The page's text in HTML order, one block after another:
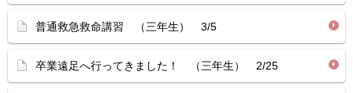
普通救急救命講習 （三年生） 3/5
卒業遠足へ行ってきました！ （三年生） 2/25